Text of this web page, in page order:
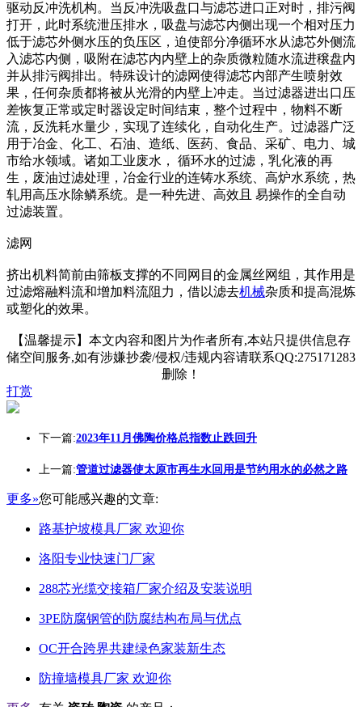
驱动反冲洗机构。当反冲洗吸盘口与滤芯进口正对时，排污阀
打开，此时系统泄压排水，吸盘与滤芯内侧出现一个相对压力
低于滤芯外侧水压的负压区，迫使部分净循环水从滤芯外侧流
入滤芯内侧，吸附在滤芯内内壁上的杂质微粒随水流进穣盘内
并从排污阀排出。特殊设计的滤网使得滤芯内部产生喷射效
果，任何杂质都将被从光滑的内壁上冲走。当过滤器进出口压
差恢复正常或定时器设定时间结束，整个过程中，物料不断
流，反洗耗水量少，实现了连续化，自动化生产。过滤器广泛
用于冶金、化工、石油、造纸、医药、食品、采矿、电力、城
市给水领域。诸如工业废水， 循环水的过滤，乳化液的再
生，废油过滤处理，冶金行业的连铸水系统、高炉水系统，热
轧用高压水除鳞系统。是一种先进、高效且 易操作的全自动
过滤装置。
滤网
挤出机料简前由筛板支撑的不同网目的金属丝网组，其作用是
过滤熔融料流和增加料流阻力，借以滤去机械杂质和提高混炼
或塑化的效果。
【温馨提示】本文内容和图片为作者所有,本站只提供信息存
储空间服务,如有涉嫌抄袭/侵权/违规内容请联系QQ:275171283
删除！
打赏
下一篇:2023年11月佛陶价格总指数止跌回升
上一篇:管道过滤器使太原市再生水回用是节约用水的必然之路
更多»您可能感兴趣的文章:
路基护坡模具厂家 欢迎你
洛阳专业快速门厂家
288芯光缆交接箱厂家介绍及安装说明
3PE防腐钢管的防腐结构布局与优点
OC开合跨界共建绿色家装新生态
防撞墙模具厂家 欢迎你